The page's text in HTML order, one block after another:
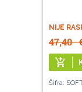
NIJE
47,40
add_shopping_cart
Šifra: